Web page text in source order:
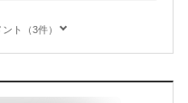
ト（3件）